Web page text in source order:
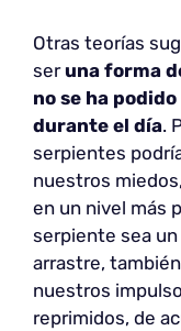
Otras teorías
ser una forma
no se ha
durante el día.
serpientes
nuestros
en un nivel más
serpiente sea un
arrastre,
nuestros
reprimidos, de